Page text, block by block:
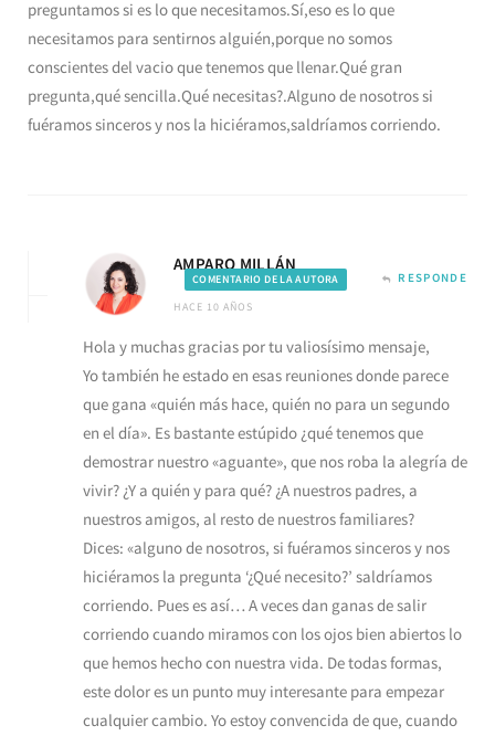
preguntamos si es lo que necesitamos.Sí,eso es lo que
necesitamos para sentirnos alguién,porque no somos
conscientes del vacio que tenemos que llenar.Qué gran
pregunta,qué sencilla.Qué necesitas?.Alguno de nosotros si
fuéramos sinceros y nos la hiciéramos,saldríamos corriendo.
AMPARO MILLÁN
COMENTARIO DE LA AUTORA
HACE 10 AÑOS
RESPONDE
Hola y muchas gracias por tu valiosísimo mensaje,
Yo también he estado en esas reuniones donde parece
que gana «quién más hace, quién no para un segundo
en el día». Es bastante estúpido ¿qué tenemos que
demostrar nuestro «aguante», que nos roba la alegría de
vivir? ¿Y a quién y para qué? ¿A nuestros padres, a
nuestros amigos, al resto de nuestros familiares?
Dices: «alguno de nosotros, si fuéramos sinceros y nos
hiciéramos la pregunta ‘¿Qué necesito?’ saldríamos
corriendo. Pues es así… A veces dan ganas de salir
corriendo cuando miramos con los ojos bien abiertos lo
que hemos hecho con nuestra vida. De todas formas,
este dolor es un punto muy interesante para empezar
cualquier cambio. Yo estoy convencida de que, cuando